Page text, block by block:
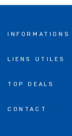
INFORMATIONS
LIENS UTILES
TOP DEALS
CONTACT